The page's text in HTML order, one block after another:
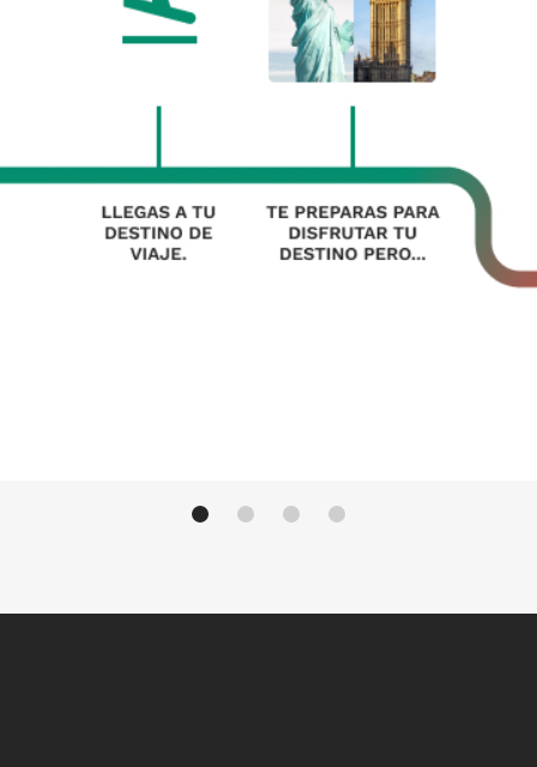
telemedicina o con un
profesional asignado.
importantes para tu viaje.